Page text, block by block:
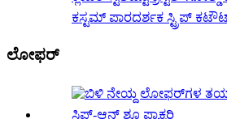
ಕಸ್ಟಮ್ ಪಾರದರ್ಶಕ ಸ್ಟ್ರಿಪ್
ಲೋಫರ್